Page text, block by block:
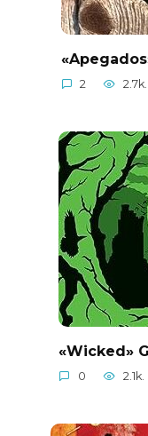
2 2.7k.
«Wicked»
0 2.1k.